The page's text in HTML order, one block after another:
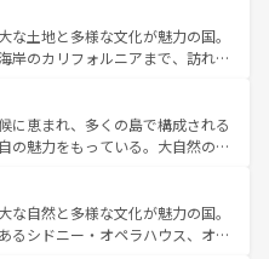
い。
や、スイスならではのユニークな
観光だけでなく町歩きも満喫する
得が高いため物価も高いが、旅行
しむこともできる。 なお、新
ンツ一覧 を参照してほしい。
な土地と多様な文化が魅力の国。
岸のカリフォルニアまで、訪れる
光、ショッピング、エンターテイ
的なスポットだ。一方、アメリカ
、グランドキャニオンやイエロー
は、音楽と美食が融合した独特の
メリカの各地域で異なる魅力を楽
と豊かな歴史を感じることができ
に恵まれ、多くの島で構成される
の魅力をもっている。大自然の神
た、定番の観光地といえばオアフ
めるならマウイ島やカウアイ島が
リーンに輝く海をはじめ、豊かな
な自然と多様な文化が魅力の国。
るシドニー・オペラハウス、オー